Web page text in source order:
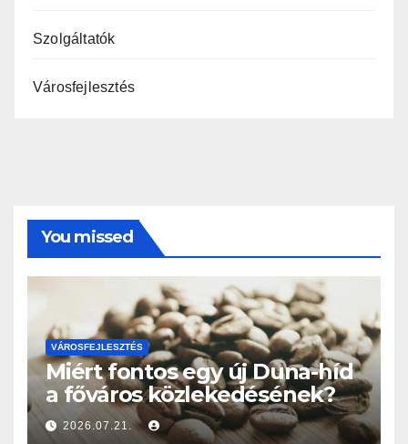
Szolgáltatók
Városfejlesztés
You missed
VÁROSFEJLESZTÉS
Miért fontos egy új Duna-híd
a főváros közlekedésének?
2026.07.21.